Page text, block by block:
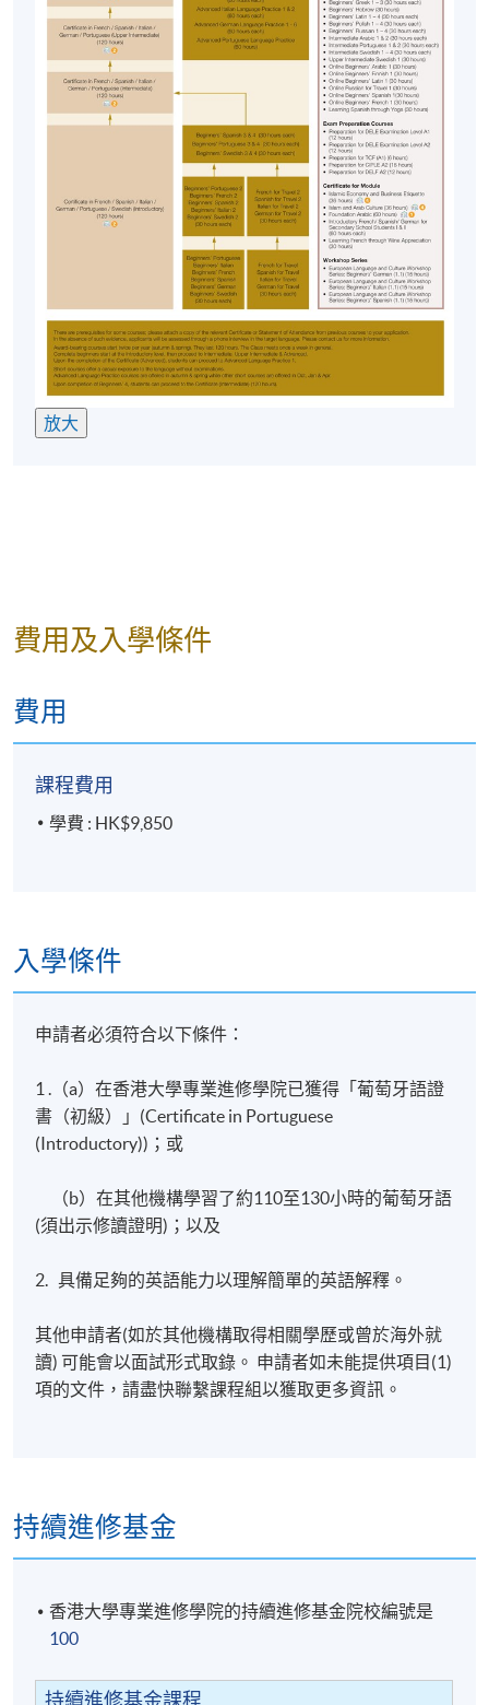
放大
費用及入學條件
費用
課程費用
學費 : HK$9,850
入學條件
申請者必須符合以下條件：
1 .（a）在香港大學專業進修學院已獲得「葡萄牙語證
書（初級）」(Certificate in Portuguese
(Introductory))；或
（b）在其他機構學習了約110至130小時的葡萄牙語
(須出示修讀證明)；以及
2. 具備足夠的英語能力以理解簡單的英語解釋。
其他申請者(如於其他機構取得相關學歷或曾於海外就
讀) 可能會以面試形式取錄。 申請者如未能提供項目(1)
項的文件，請盡快聯繫課程組以獲取更多資訊。
持續進修基金
香港大學專業進修學院的持續進修基金院校編號是
100
持續進修基金課程